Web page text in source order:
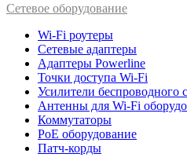
Cетевое оборудование
Wi-Fi роутеры
Сетевые адаптеры
Адаптеры Powerline
Точки доступа Wi-Fi
Усилители беспроводного
Антенны для Wi-Fi
Коммутаторы
PoE оборудование
Патч-корды